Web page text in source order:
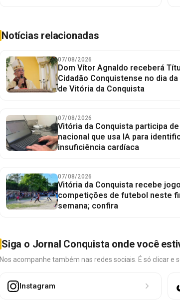
Notícias relacionadas
07/08/2026
Dom Vítor Agnaldo receberá
Cidadão Conquistense no dia
de Vitória da Conquista
07/08/2026
Vitória da Conquista participa
nacional que usa IA para
insuficiência cardíaca
07/08/2026
Vitória da Conquista recebe
competições de futebol neste
semana; confira
Siga o Jornal Conquista onde você
Nos acompanhe também nas redes sociais. É só clicar e
Instagram